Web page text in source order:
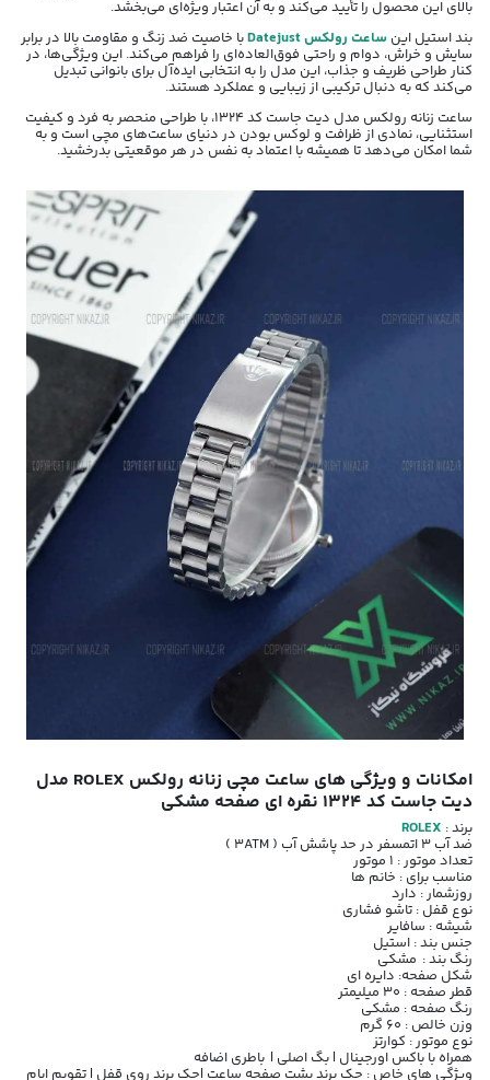
بالای این محصول را تأیید می‌کند و به آن اعتبار ویژه‌ای می‌بخشد.
بند استیل این ساعت رولکس Datejust با خاصیت ضد زنگ و مقاومت بالا در برابر
سایش و خراش، دوام و راحتی فوق‌العاده‌ای را فراهم می‌کند. این ویژگی‌ها، در
کنار طراحی ظریف و جذاب، این مدل را به انتخابی ایده‌آل برای بانوانی تبدیل
می‌کند که به دنبال ترکیبی از زیبایی و عملکرد هستند.
ساعت زنانه رولکس مدل دیت جاست کد 1324، با طراحی منحصر به فرد و کیفیت
استثنایی، نمادی از ظرافت و لوکس بودن در دنیای ساعت‌های مچی است و به
شما امکان می‌دهد تا همیشه با اعتماد به نفس در هر موقعیتی بدرخشید.
امکانات و ویژگی های ساعت مچی زنانه رولکس ROLEX مدل
دیت جاست کد 1324 نقره ای صفحه مشکی
برند : ROLEX
ضد آب 3 اتمسفر در حد پاشش آب ( 3ATM )
تعداد موتور : 1 موتور
مناسب برای : خانم ها
روزشمار : دارد
نوع قفل : تاشو فشاری
شیشه : سافایر
جنس بند : استیل
رنگ بند : مشکی
شکل صفحه: دایره ای
قطر صفحه : 30 میلیمتر
رنگ صفحه : مشکی
وزن خالص : 60 گرم
نوع موتور : کوارتز
همراه با باکس اورجینال | بگ اصلی | باطری اضافه
ویژگی های خاص : حک برند پشت صفحه ساعت |حک برند روی قفل | تقویم ایام